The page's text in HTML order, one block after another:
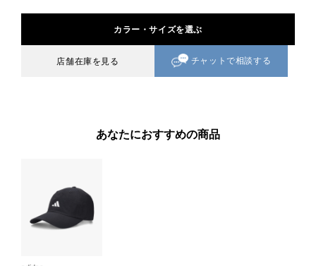
カラー・サイズを選ぶ
店舗在庫を見る チャットで相談する
あなたにおすすめの商品